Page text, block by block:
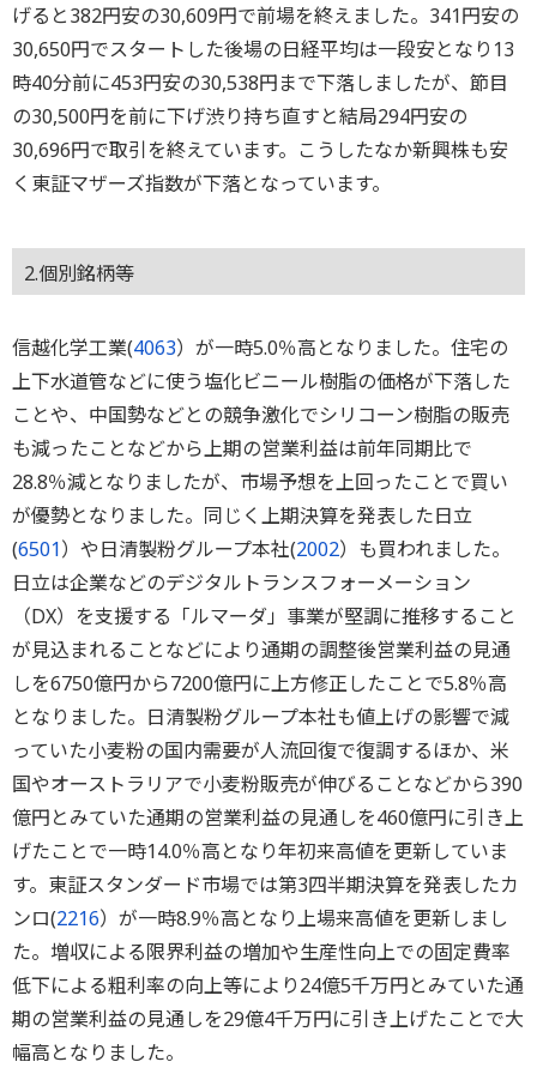
げると382円安の30,609円で前場を終えました。341円安の
30,650円でスタートした後場の日経平均は一段安となり13
時40分前に453円安の30,538円まで下落しましたが、節目
の30,500円を前に下げ渋り持ち直すと結局294円安の
30,696円で取引を終えています。こうしたなか新興株も安
く東証マザーズ指数が下落となっています。
2.個別銘柄等
信越化学工業(4063）が一時5.0％高となりました。住宅の
上下水道管などに使う塩化ビニール樹脂の価格が下落した
ことや、中国勢などとの競争激化でシリコーン樹脂の販売
も減ったことなどから上期の営業利益は前年同期比で
28.8％減となりましたが、市場予想を上回ったことで買い
が優勢となりました。同じく上期決算を発表した日立
(6501）や日清製粉グループ本社(2002）も買われました。
日立は企業などのデジタルトランスフォーメーション
（DX）を支援する「ルマーダ」事業が堅調に推移すること
が見込まれることなどにより通期の調整後営業利益の見通
しを6750億円から7200億円に上方修正したことで5.8％高
となりました。日清製粉グループ本社も値上げの影響で減
っていた小麦粉の国内需要が人流回復で復調するほか、米
国やオーストラリアで小麦粉販売が伸びることなどから390
億円とみていた通期の営業利益の見通しを460億円に引き上
げたことで一時14.0％高となり年初来高値を更新していま
す。東証スタンダード市場では第3四半期決算を発表したカ
ンロ(2216）が一時8.9％高となり上場来高値を更新しまし
た。増収による限界利益の増加や生産性向上での固定費率
低下による粗利率の向上等により24億5千万円とみていた通
期の営業利益の見通しを29億4千万円に引き上げたことで大
幅高となりました。